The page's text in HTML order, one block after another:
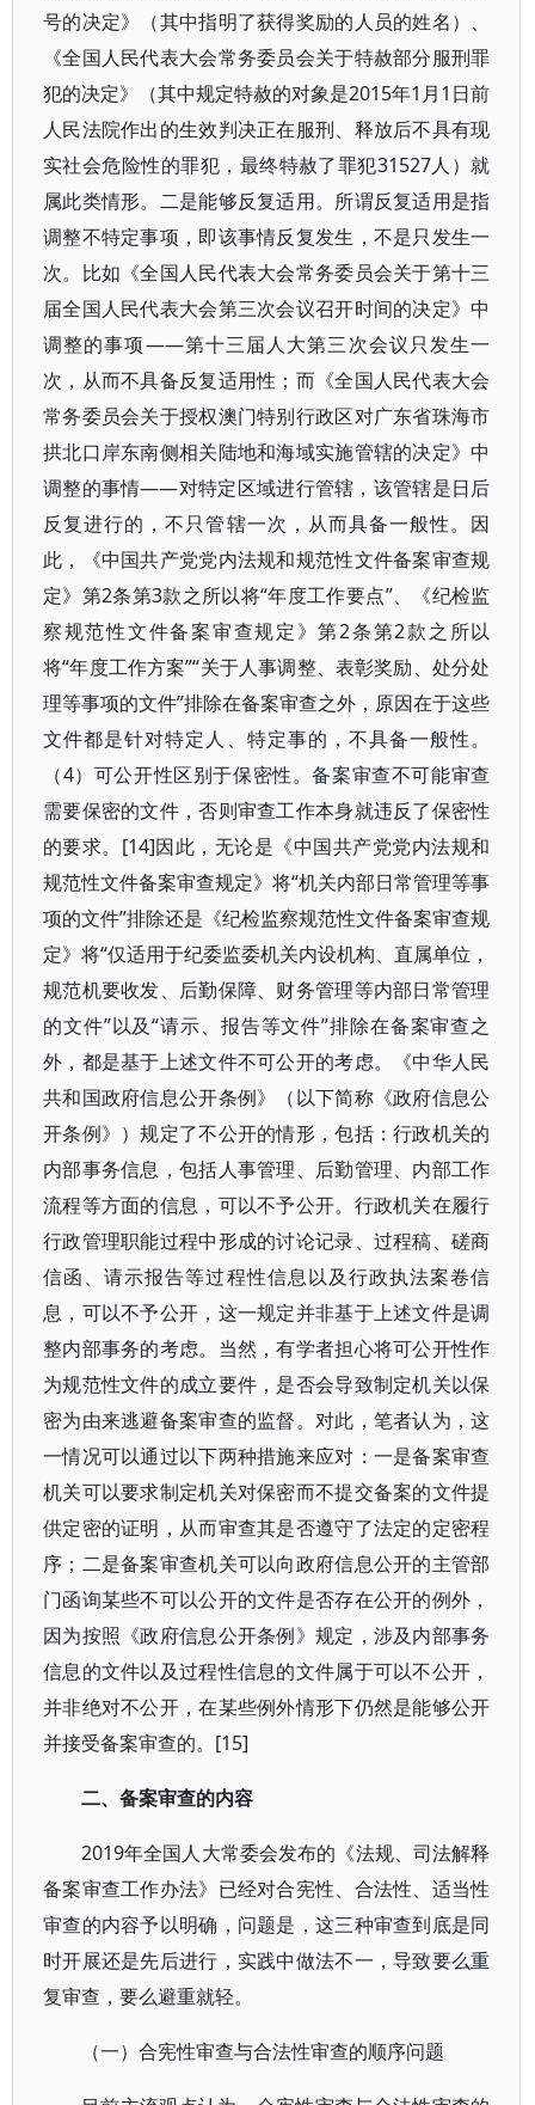
号的决定》（其中指明了获得奖励的人员的姓名）、
《全国人民代表大会常务委员会关于特赦部分服刑罪
犯的决定》（其中规定特赦的对象是2015年1月1日前
人民法院作出的生效判决正在服刑、释放后不具有现
实社会危险性的罪犯，最终特赦了罪犯31527人）就
属此类情形。二是能够反复适用。所谓反复适用是指
调整不特定事项，即该事情反复发生，不是只发生一
次。比如《全国人民代表大会常务委员会关于第十三
届全国人民代表大会第三次会议召开时间的决定》中
调整的事项——第十三届人大第三次会议只发生一
次，从而不具备反复适用性；而《全国人民代表大会
常务委员会关于授权澳门特别行政区对广东省珠海市
拱北口岸东南侧相关陆地和海域实施管辖的决定》中
调整的事情——对特定区域进行管辖，该管辖是日后
反复进行的，不只管辖一次，从而具备一般性。因
此，《中国共产党党内法规和规范性文件备案审查规
定》第2条第3款之所以将“年度工作要点”、《纪检监
察规范性文件备案审查规定》第2条第2款之所以
将“年度工作方案”“关于人事调整、表彰奖励、处分处
理等事项的文件”排除在备案审查之外，原因在于这些
文件都是针对特定人、特定事的，不具备一般性。
（4）可公开性区别于保密性。备案审查不可能审查
需要保密的文件，否则审查工作本身就违反了保密性
的要求。[14]因此，无论是《中国共产党党内法规和
规范性文件备案审查规定》将“机关内部日常管理等事
项的文件”排除还是《纪检监察规范性文件备案审查规
定》将“仅适用于纪委监委机关内设机构、直属单位，
规范机要收发、后勤保障、财务管理等内部日常管理
的文件”以及“请示、报告等文件”排除在备案审查之
外，都是基于上述文件不可公开的考虑。《中华人民
共和国政府信息公开条例》（以下简称《政府信息公
开条例》）规定了不公开的情形，包括：行政机关的
内部事务信息，包括人事管理、后勤管理、内部工作
流程等方面的信息，可以不予公开。行政机关在履行
行政管理职能过程中形成的讨论记录、过程稿、磋商
信函、请示报告等过程性信息以及行政执法案卷信
息，可以不予公开，这一规定并非基于上述文件是调
整内部事务的考虑。当然，有学者担心将可公开性作
为规范性文件的成立要件，是否会导致制定机关以保
密为由来逃避备案审查的监督。对此，笔者认为，这
一情况可以通过以下两种措施来应对：一是备案审查
机关可以要求制定机关对保密而不提交备案的文件提
供定密的证明，从而审查其是否遵守了法定的定密程
序；二是备案审查机关可以向政府信息公开的主管部
门函询某些不可以公开的文件是否存在公开的例外，
因为按照《政府信息公开条例》规定，涉及内部事务
信息的文件以及过程性信息的文件属于可以不公开，
并非绝对不公开，在某些例外情形下仍然是能够公开
并接受备案审查的。[15]
二、备案审查的内容
2019年全国人大常委会发布的《法规、司法解释
备案审查工作办法》已经对合宪性、合法性、适当性
审查的内容予以明确，问题是，这三种审查到底是同
时开展还是先后进行，实践中做法不一，导致要么重
复审查，要么避重就轻。
（一）合宪性审查与合法性审查的顺序问题